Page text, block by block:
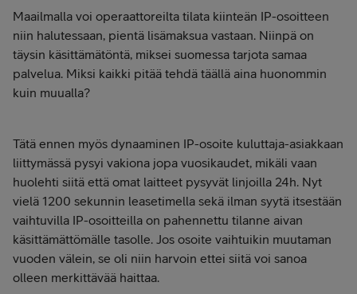
Maailmalla voi operaattoreilta tilata kiinteän IP-osoitteen
niin halutessaan, pientä lisämaksua vastaan. Niinpä on
täysin käsittämätöntä, miksei suomessa tarjota samaa
palvelua. Miksi kaikki pitää tehdä täällä aina huonommin
kuin muualla?
Tätä ennen myös dynaaminen IP-osoite kuluttaja-asiakkaan
liittymässä pysyi vakiona jopa vuosikaudet, mikäli vaan
huolehti siitä että omat laitteet pysyvät linjoilla 24h. Nyt
vielä 1200 sekunnin leasetimella sekä ilman syytä itsestään
vaihtuvilla IP-osoitteilla on pahennettu tilanne aivan
käsittämättömälle tasolle. Jos osoite vaihtuikin muutaman
vuoden välein, se oli niin harvoin ettei siitä voi sanoa
olleen merkittävää haittaa.